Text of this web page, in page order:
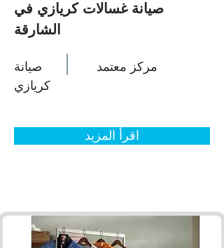
صيانة غسالات كريازي في
الشارقة
صيانة
كريازي
مركز معتمد
اقرأ المزيد